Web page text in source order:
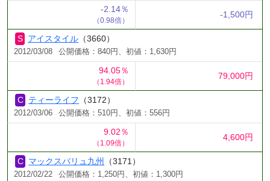
-2.14％
（0.98倍）
-1,500円
アイスタイル （3660）
2012/03/08 公開価格：840円、初値：1,630円
94.05％
（1.94倍）
79,000円
ティーライフ （3172）
2012/03/06 公開価格：510円、初値：556円
9.02％
（1.09倍）
4,600円
マックスバリュ九州 （3171）
2012/02/22 公開価格：1,250円、初値：1,300円